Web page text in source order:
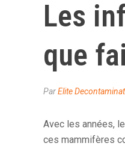
Les
que
ParElite
Avec les années,
ces mammifères